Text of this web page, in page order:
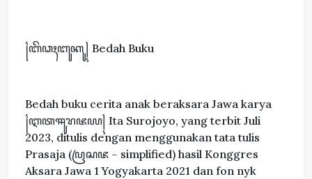
꧌ꦧꦼꦣꦃꦧꦸꦏꦸ꧍ Bedah Buku
Bedah buku cerita anak beraksara Jawa karya
꧌ꦆꦠꦯꦸꦫꦗꦪ꧍ Ita Surojoyo, yang terbit Juli
2023, ditulis dengan menggunakan tata tulis
Prasaja (ꦥꦿꦱꦗ – simplified) hasil Konggres
Aksara Jawa 1 Yogyakarta 2021 dan fon nyk